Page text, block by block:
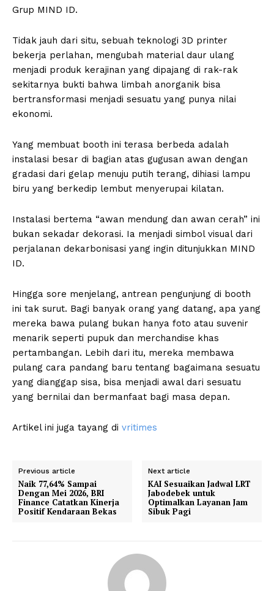
Grup MIND ID.
Tidak jauh dari situ, sebuah teknologi 3D printer
bekerja perlahan, mengubah material daur ulang
menjadi produk kerajinan yang dipajang di rak-rak
sekitarnya bukti bahwa limbah anorganik bisa
bertransformasi menjadi sesuatu yang punya nilai
ekonomi.
Yang membuat booth ini terasa berbeda adalah
instalasi besar di bagian atas gugusan awan dengan
gradasi dari gelap menuju putih terang, dihiasi lampu
biru yang berkedip lembut menyerupai kilatan.
Instalasi bertema “awan mendung dan awan cerah” ini
bukan sekadar dekorasi. Ia menjadi simbol visual dari
perjalanan dekarbonisasi yang ingin ditunjukkan MIND
ID.
Hingga sore menjelang, antrean pengunjung di booth
ini tak surut. Bagi banyak orang yang datang, apa yang
mereka bawa pulang bukan hanya foto atau suvenir
menarik seperti pupuk dan merchandise khas
pertambangan. Lebih dari itu, mereka membawa
pulang cara pandang baru tentang bagaimana sesuatu
yang dianggap sisa, bisa menjadi awal dari sesuatu
yang bernilai dan bermanfaat bagi masa depan.
Artikel ini juga tayang di vritimes
Previous article
Naik 77,64% Sampai
Dengan Mei 2026, BRI
Finance Catatkan Kinerja
Positif Kendaraan Bekas
Next article
KAI Sesuaikan Jadwal LRT
Jabodebek untuk
Optimalkan Layanan Jam
Sibuk Pagi